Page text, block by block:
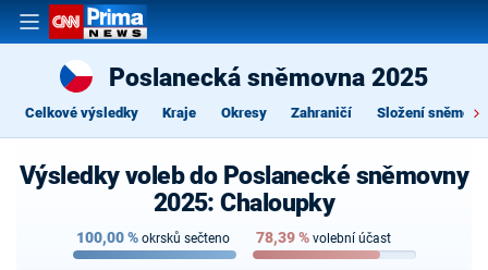
Poslanecká sněmovna 2025
Celkové výsledky Kraje Okresy Zahraničí Složení
Výsledky voleb do Poslanecké sněmovny
2025: Chaloupky
100,00% okrsků sečteno 78,39% volební účast